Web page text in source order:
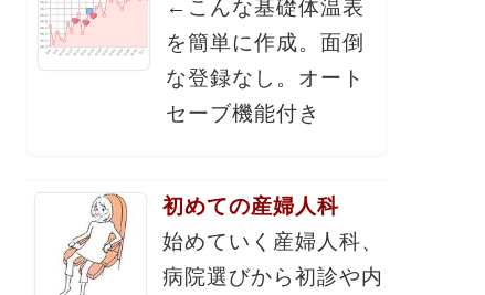
←こんな基礎体温表
を簡単に作成。面倒
な登録なし。オート
セーブ機能付き
初めての産婦人科
始めていく産婦人科、
病院選びから初診や内